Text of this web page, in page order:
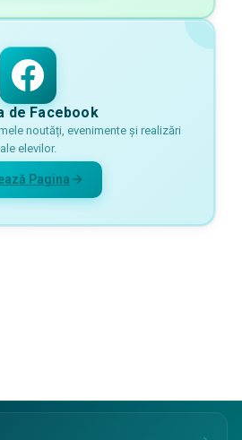
de Facebook
noutăți, evenimente și realizări
ale elevilor.
Pagina